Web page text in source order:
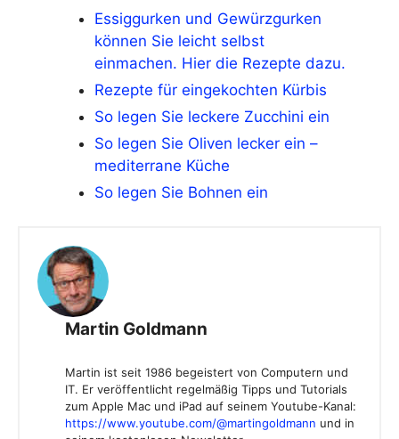
Essiggurken und Gewürzgurken
können Sie leicht selbst
einmachen. Hier die Rezepte dazu.
Rezepte für eingekochten Kürbis
So legen Sie leckere Zucchini ein
So legen Sie Oliven lecker ein –
mediterrane Küche
So legen Sie Bohnen ein
Martin Goldmann
Martin ist seit 1986 begeistert von Computern und
IT. Er veröffentlicht regelmäßig Tipps und Tutorials
zum Apple Mac und iPad auf seinem Youtube-Kanal:
https://www.youtube.com/@martingoldmann und in